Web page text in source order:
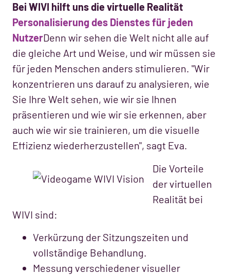
Bei WIVI hilft uns die virtuelle Realität
Personalisierung des Dienstes für jeden
NutzerDenn wir sehen die Welt nicht alle auf
die gleiche Art und Weise, und wir müssen sie
für jeden Menschen anders stimulieren. "Wir
konzentrieren uns darauf zu analysieren, wie
Sie Ihre Welt sehen, wie wir sie Ihnen
präsentieren und wie wir sie erkennen, aber
auch wie wir sie trainieren, um die visuelle
Effizienz wiederherzustellen", sagt Eva.
Die Vorteile
der virtuellen
Realität bei
WIVI sind:
Verkürzung der Sitzungszeiten und
vollständige Behandlung.
Messung verschiedener visueller